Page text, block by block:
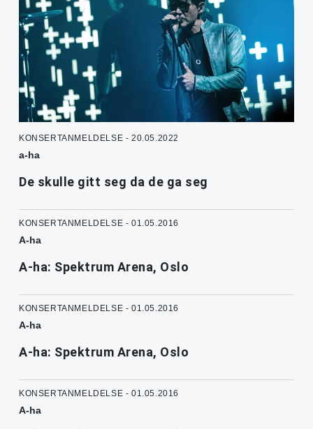
KONSERTANMELDELSE - 20.05.2022
a-ha
De skulle gitt seg da de ga seg
KONSERTANMELDELSE - 01.05.2016
A-ha
A-ha: Spektrum Arena, Oslo
KONSERTANMELDELSE - 01.05.2016
A-ha
A-ha: Spektrum Arena, Oslo
KONSERTANMELDELSE - 01.05.2016
A-ha